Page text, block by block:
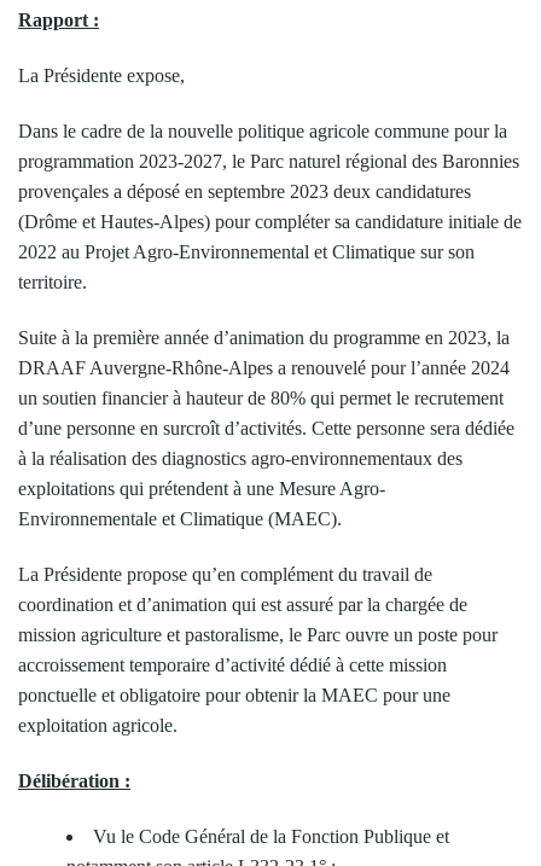
Rapport :
La Présidente expose,
Dans le cadre de la nouvelle politique agricole commune pour la
programmation 2023-2027, le Parc naturel régional des Baronnies
provençales a déposé en septembre 2023 deux candidatures
(Drôme et Hautes-Alpes) pour compléter sa candidature initiale de
2022 au Projet Agro-Environnemental et Climatique sur son
territoire.
Suite à la première année d’animation du programme en 2023, la
DRAAF Auvergne-Rhône-Alpes a renouvelé pour l’année 2024
un soutien financier à hauteur de 80% qui permet le recrutement
d’une personne en surcroît d’activités. Cette personne sera dédiée
à la réalisation des diagnostics agro-environnementaux des
exploitations qui prétendent à une Mesure Agro-
Environnementale et Climatique (MAEC).
La Présidente propose qu’en complément du travail de
coordination et d’animation qui est assuré par la chargée de
mission agriculture et pastoralisme, le Parc ouvre un poste pour
accroissement temporaire d’activité dédié à cette mission
ponctuelle et obligatoire pour obtenir la MAEC pour une
exploitation agricole.
Délibération :
Vu le Code Général de la Fonction Publique et